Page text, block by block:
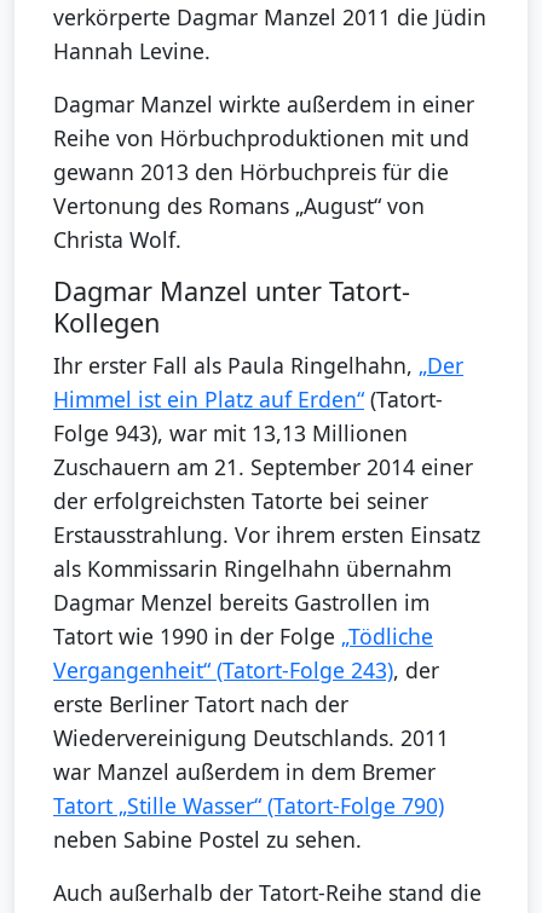
verkörperte Dagmar Manzel 2011 die Jüdin
Hannah Levine.
Dagmar Manzel wirkte außerdem in einer
Reihe von Hörbuchproduktionen mit und
gewann 2013 den Hörbuchpreis für die
Vertonung des Romans „August“ von
Christa Wolf.
Dagmar Manzel unter Tatort-
Kollegen
Ihr erster Fall als Paula Ringelhahn, „Der
Himmel ist ein Platz auf Erden“ (Tatort-
Folge 943), war mit 13,13 Millionen
Zuschauern am 21. September 2014 einer
der erfolgreichsten Tatorte bei seiner
Erstausstrahlung. Vor ihrem ersten Einsatz
als Kommissarin Ringelhahn übernahm
Dagmar Menzel bereits Gastrollen im
Tatort wie 1990 in der Folge „Tödliche
Vergangenheit“ (Tatort-Folge 243), der
erste Berliner Tatort nach der
Wiedervereinigung Deutschlands. 2011
war Manzel außerdem in dem Bremer
Tatort „Stille Wasser“ (Tatort-Folge 790)
neben Sabine Postel zu sehen.
Auch außerhalb der Tatort-Reihe stand die